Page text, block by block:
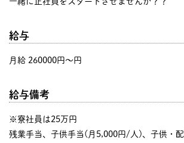
給与
月給 260000円〜円
給与備考
※寮社員は25万円
残業手当、子供手当(月5,000円/人)、子供・配